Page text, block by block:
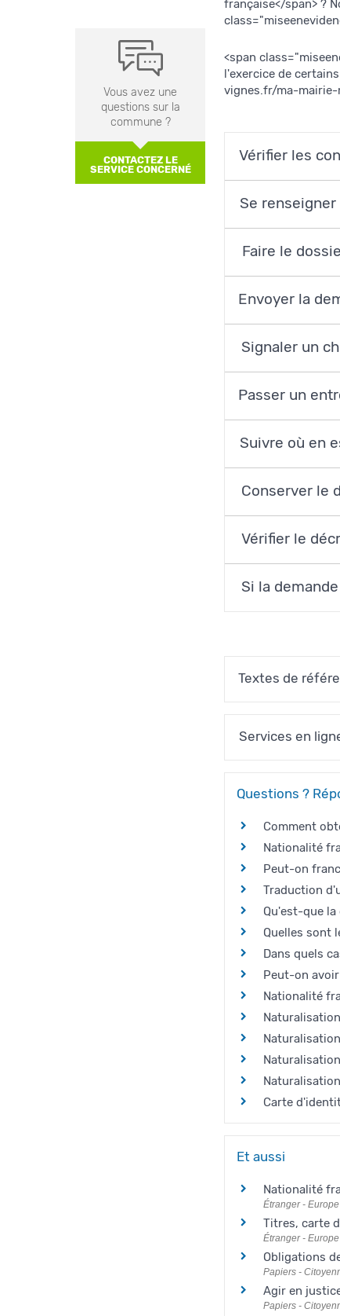
Vous avez une
questions sur la
commune ?
CONTACTEZ LE
SERVICE CONCERNÉ
française</span> ?
<span
l'exercice de
vignes.fr/ma-mairie-
Vérifier les
Se
Faire le
Envoyer la
Signaler un
Passer un
Suivre où en
Conserver le
Vérifier le
Si la
Textes de
Services en
Questions ?
Comment
Nationalité
Peut-on
Traduction
Qu'est-que
Quelles sont
Dans quels
Peut-on
Nationalité
Carte
Et aussi
Nationalité
Étranger - Europe
Titres, carte
Étranger - Europe
Obligations
Papiers -
Agir en
Papiers -